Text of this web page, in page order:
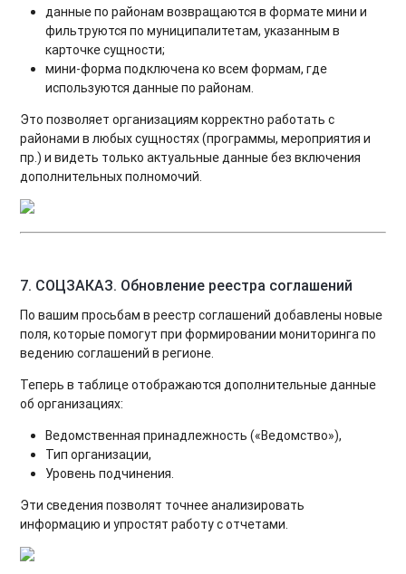
данные по районам возвращаются в формате мини и
фильтруются по муниципалитетам, указанным в
карточке сущности;
мини-форма подключена ко всем формам, где
используются данные по районам.
Это позволяет организациям корректно работать с
районами в любых сущностях (программы, мероприятия и
пр.) и видеть только актуальные данные без включения
дополнительных полномочий.
7. СОЦЗАКАЗ. Обновление реестра соглашений
По вашим просьбам в реестр соглашений добавлены новые
поля, которые помогут при формировании мониторинга по
ведению соглашений в регионе.
Теперь в таблице отображаются дополнительные данные
об организациях:
Ведомственная принадлежность («Ведомство»),
Тип организации,
Уровень подчинения.
Эти сведения позволят точнее анализировать
информацию и упростят работу с отчетами.